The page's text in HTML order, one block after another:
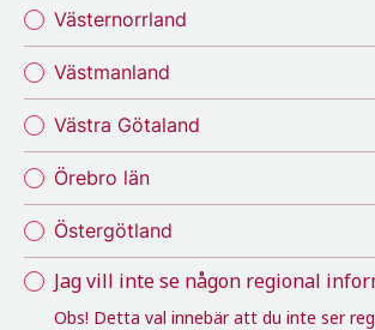
Västernorrland
Västmanland
Västra Götaland
Örebro län
Östergötland
Jag vill inte se någon regional
Obs! Detta val innebär att du inte ser